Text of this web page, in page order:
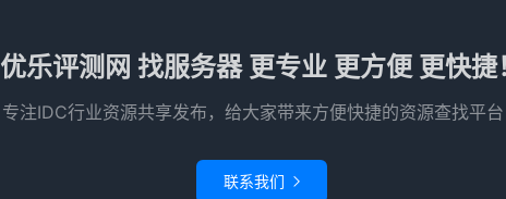
优乐评测网 找服务器 更专业 更方便 更快捷
专注IDC行业资源共享发布，给大家带来方便快捷的资源查找平
联系我们 